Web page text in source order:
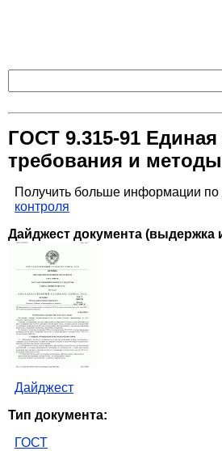
ГОСТ 9.315-91
требования и
Получить больше информации по
контроля
Дайджест документа (выдержка
Дайджест
Тип документа:
ГОСТ